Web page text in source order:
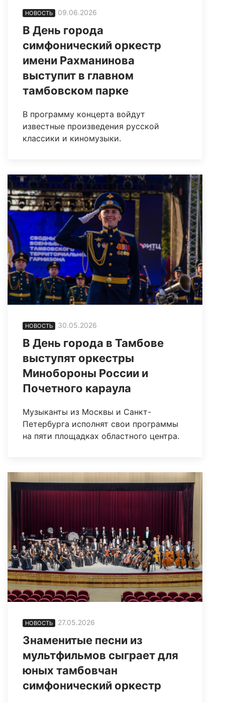
НОВОСТЬ 09.06.2026
В День города
симфонический оркестр
имени Рахманинова
выступит в главном
тамбовском парке
В программу концерта войдут
известные произведения русской
классики и киномузыки.
НОВОСТЬ 30.05.2026
В День города в Тамбове
выступят оркестры
Минобороны России и
Почетного караула
Музыканты из Москвы и Санкт-
Петербурга исполнят свои программы
на пяти площадках областного центра.
НОВОСТЬ 27.05.2026
Знаменитые песни из
мультфильмов сыграет для
юных тамбовчан
симфонический оркестр